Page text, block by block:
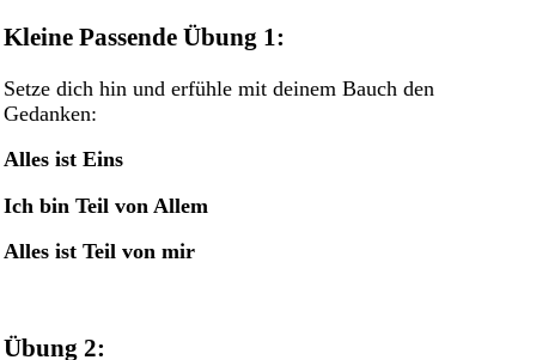
Kleine Passende Übung 1:
Setze dich hin und erfühle mit deinem Bauch den
Gedanken:
Alles ist Eins
Ich bin Teil von Allem
Alles ist Teil von mir
Übung 2: